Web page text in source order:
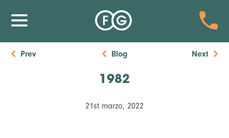
Prev Blog Next
1982
21st marzo, 2022